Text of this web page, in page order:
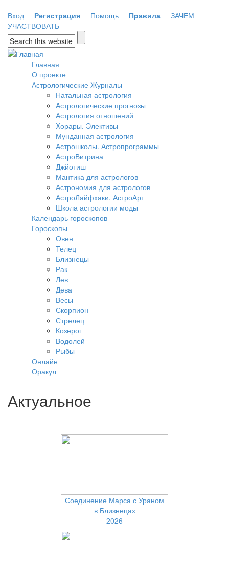
Вход
Регистрация Помощь Правила
ЗАЧЕМ
УЧАСТВОВАТЬ
Форма поиска
Главная
О проекте
Астрологические Журналы
Натальная астрология
Астрологические прогнозы
Астрология отношений
Хорары. Элективы
Мунданная астрология
Астрошколы. Астропрограммы
АстроВитрина
Джйотиш
Мантика для астрологов
Астрономия для астрологов
АстроЛайфхаки. АстроАрт
Школа астрологии моды
Календарь гороскопов
Гороскопы
Овен
Телец
Близнецы
Рак
Лев
Дева
Весы
Скорпион
Стрелец
Козерог
Водолей
Рыбы
Онлайн
Оракул
Актуальное
Соединение Марса с Ураном
в Близнецах
2026